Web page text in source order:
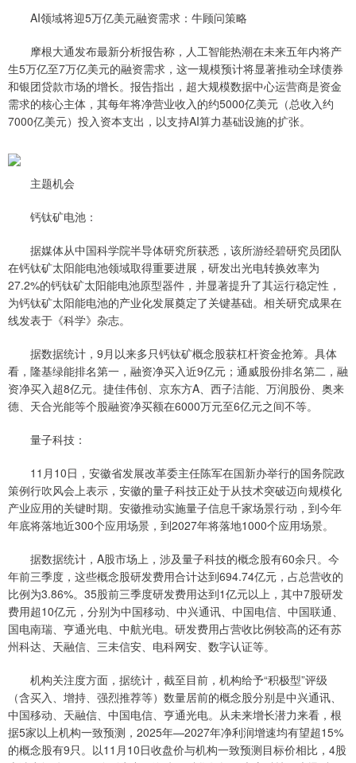
AI领域将迎5万亿美元融资需求：牛顾问策略
摩根大通发布最新分析报告称，人工智能热潮在未来五年内将产
生5万亿至7万亿美元的融资需求，这一规模预计将显著推动全球债券
和银团贷款市场的增长。报告指出，超大规模数据中心运营商是资金
需求的核心主体，其每年将净营业收入的约5000亿美元（总收入约
7000亿美元）投入资本支出，以支持AI算力基础设施的扩张。
主题机会
钙钛矿电池：
据媒体从中国科学院半导体研究所获悉，该所游经碧研究员团队
在钙钛矿太阳能电池领域取得重要进展，研发出光电转换效率为
27.2%的钙钛矿太阳能电池原型器件，并显著提升了其运行稳定性，
为钙钛矿太阳能电池的产业化发展奠定了关键基础。相关研究成果在
线发表于《科学》杂志。
据数据统计，9月以来多只钙钛矿概念股获杠杆资金抢筹。具体
看，隆基绿能排名第一，融资净买入近9亿元；通威股份排名第二，融
资净买入超8亿元。捷佳伟创、京东方A、西子洁能、万润股份、奥来
德、天合光能等个股融资净买额在6000万元至6亿元之间不等。
量子科技：
11月10日，安徽省发展改革委主任陈军在国新办举行的国务院政
策例行吹风会上表示，安徽的量子科技正处于从技术突破迈向规模化
产业应用的关键时期。安徽推动实施量子信息千家场景行动，到今年
年底将落地近300个应用场景，到2027年将落地1000个应用场景。
据数据统计，A股市场上，涉及量子科技的概念股有60余只。今
年前三季度，这些概念股研发费用合计达到694.74亿元，占总营收的
比例为3.86%。35股前三季度研发费用达到1亿元以上，其中7股研发
费用超10亿元，分别为中国移动、中兴通讯、中国电信、中国联通、
国电南瑞、亨通光电、中航光电。研发费用占营收比例较高的还有苏
州科达、天融信、三未信安、电科网安、数字认证等。
机构关注度方面，据统计，截至目前，机构给予“积极型”评级
（含买入、增持、强烈推荐等）数量居前的概念股分别是中兴通讯、
中国移动、天融信、中国电信、亨通光电。从未来增长潜力来看，根
据5家以上机构一致预测，2025年—2027年净利润增速均有望超15%
的概念股有9只。以11月10日收盘价与机构一致预测目标价相比，4股